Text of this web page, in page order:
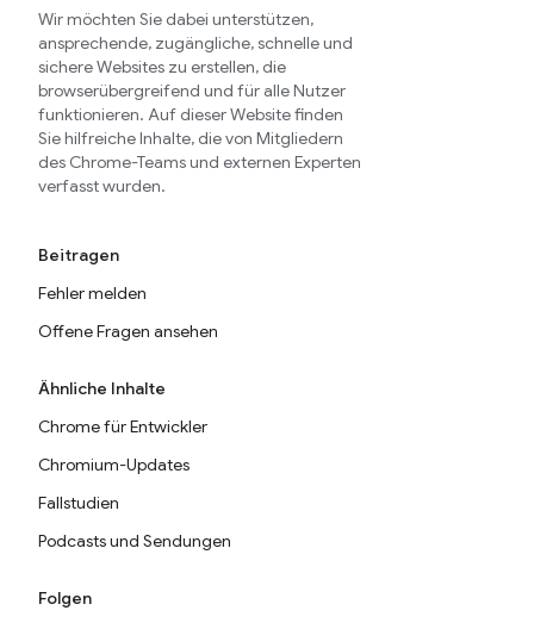
Wir möchten Sie dabei unterstützen,
ansprechende, zugängliche, schnelle und
sichere Websites zu erstellen, die
browserübergreifend und für alle Nutzer
funktionieren. Auf dieser Website finden
Sie hilfreiche Inhalte, die von Mitgliedern
des Chrome-Teams und externen Experten
verfasst wurden.
Beitragen
Fehler melden
Offene Fragen ansehen
Ähnliche Inhalte
Chrome für Entwickler
Chromium-Updates
Fallstudien
Podcasts und Sendungen
Folgen